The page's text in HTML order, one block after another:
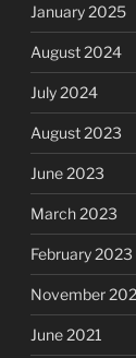
January 2025
August 2024
July 2024
August 2023
June 2023
March 2023
February 2023
November
June 2021